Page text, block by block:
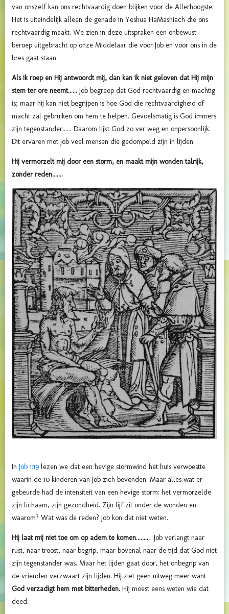
van onszelf kan ons rechtvaardig doen blijken voor de Allerhoogste.
Het is uiteindelijk alleen de genade in Yeshua HaMashiach die ons
rechtvaardig maakt. We zien in deze uitspraken een onbewust
beroep uitgebracht op onze Middelaar die voor Job en voor ons in de
bres gaat staan.
Als ik roep en Hij antwoordt mij, dan kan ik niet geloven dat Hij mijn
stem ter ore neemt...... Job begreep dat God rechtvaardig en machtig
is; maar hij kan niet begrijpen is hoe God die rechtvaardigheid of
macht zal gebruiken om hem te helpen. Gevoelsmatig is God immers
zijn tegenstander...... Daarom lijkt God zo ver weg en onpersoonlijk.
Dit ervaren met Job veel mensen die gedompeld zijn in lijden.
Hij vermorzelt mij door een storm, en maakt mijn wonden talrijk,
zonder reden.......
In Job 1:19 lezen we dat een hevige stormwind het huis verwoestte
waarin de 10 kinderen van Job zich bevonden. Maar alles wat er
gebeurde had de intensiteit van een hevige storm: het vermorzelde
zijn lichaam, zijn gezondheid. Zijn lijf zit onder de wonden en
waarom? Wat was de reden? Job kon dat niet weten.
Hij laat mij niet toe om op adem te komen......... Job verlangt naar
rust, naar troost, naar begrip, maar bovenal naar de tijd dat God niet
zijn tegenstander was. Maar het lijden gaat door, het onbegrip van
de vrienden verzwaart zijn lijden. Hij ziet geen uitweg meer want
God verzadigt hem met bitterheden. Hij moest eens weten wie dat
deed.